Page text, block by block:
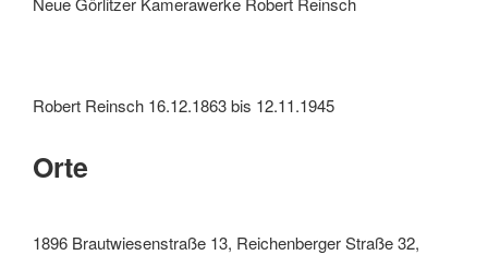
Robert Reinsch 16.12.1863 bis 12.11.1945
Orte
1896 Brautwiesenstraße 13, Reichenberger Straße 32,